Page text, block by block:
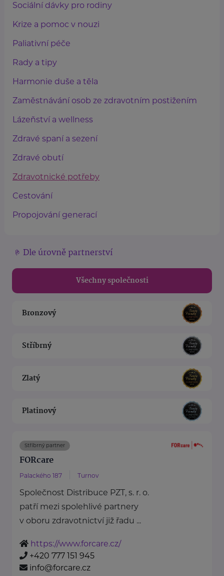
Sociální dávky pro rodiny
Krize a pomoc v nouzi
Paliativní péče
Rady a tipy
Harmonie duše a těla
Zaměstnávání osob ze zdravotním postižením
Lázeňství a wellness
Zdravé spaní a sezení
Zdravé obutí
Zdravotnické potřeby
Cestování
Propojování generací
Dle úrovně partnerství
Všechny společnosti
Bronzový
Stříbrný
Zlatý
Platinový
Stříbrný partner
FORcare
Palackého 187 Turnov
Společnost Distribuce PZT, s. r. o.
patří mezi spolehlivé partnery
v oboru zdravotnictví již řadu ...
https://www.forcare.cz/
+420 777 151 945
info@forcare.cz